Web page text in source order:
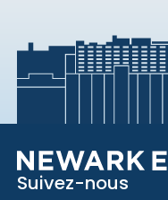
Suivez-nous